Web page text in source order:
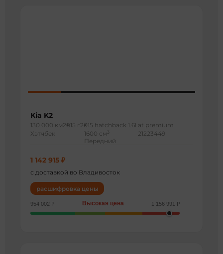
Kia K2
130 000 км2015 г 2015 hatchback 1.6l at premium
Хэтчбек
1600 см 3
Передний
21223449
1 142 915 ₽
с доставкой во Владивосток
расшифровка цены
954 002 ₽ Высокая цена 1 156 991 ₽